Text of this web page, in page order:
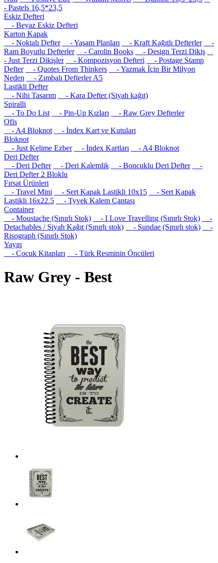
- Pastels 16,5*23,5
Eskiz Defteri
- Beyaz Eskiz Defteri
Karton Kapak
- Noktalı Defter
- Yaşam Planları - Kraft Kağıtlı Defterler
-
Ram Boyutlu Defterler
- Carolin Books
- Design Terzi Dikiş
- Just Terzi Dikişler
- Kompozisyon Defteri
- Postage Stamp
Defter
- Quotes From Thinkers
- Yazmak İçin Bir Milyon
Neden
- Zımbalı Defterler A5
Lastikli Defter
- Nihi Tasarım
- Kara Defter (Siyah kağıt)
Spiralli
- To Do List
- Pin-Up Kızları
- Raw Grey Defterler
Ofis
- A4 Bloknot
- İndex Kart ve Kutuları
Bloknot
- Just Kelime Ezber
- İndex Kartları
- A4 Bloknot
Deri Defter
- Deri Defter
- Deri Kalemlik - Boncuklu Deri Defter
-
Deri Defter 2 Bloklu
Fırsat Ürünleri
- Travel Mini
- Sert Kapak Lastikli 10x15
- Sert Kapak
Lastikli 16x22.5
- Tyvek Kalem Çantası
Container
- Moustache (Sınırlı Stok)
- I Love Travelling (Sınırlı Stok)
-
Detachables / Siyah Kağıt (Sınırlı stok)
- Sundae (Sınırlı stok)
-
Risograph (Sınırlı Stok)
Yayın
- Çocuk Kitapları
- Türk Resminin Öncüleri
Raw Grey - Best